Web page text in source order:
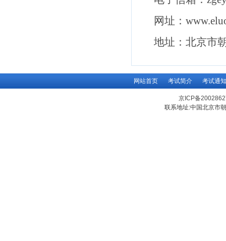
网址：
地址：北京市
网站首页 考试简介 考试通知
京ICP备
联系地址:中国北京市